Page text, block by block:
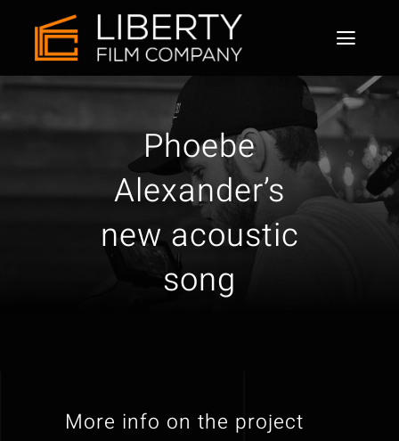
content
Home
Phoebe
Alexander’s
new acoustic
song
More info on the project